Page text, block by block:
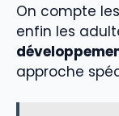
On compte
enfin les
approche